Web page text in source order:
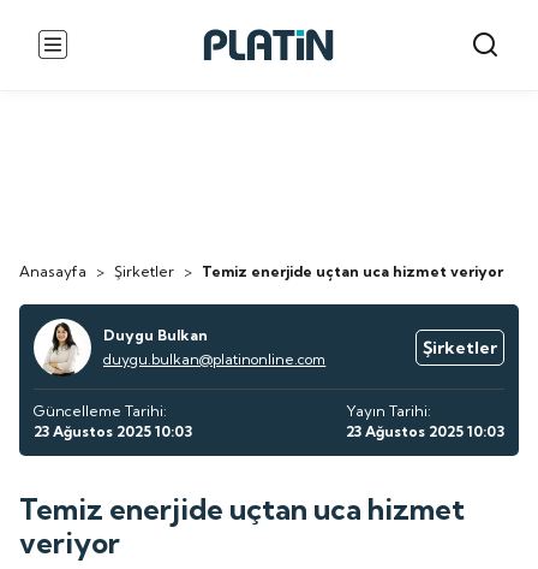
Anasayfa > Şirketler > Temiz enerjide uçtan uca hizmet veriyor
Duygu Bulkan
duygu.bulkan@platinonline.com
Şirketler
Güncelleme Tarihi:
23 Ağustos 2025 10:03
Yayın Tarihi:
23 Ağustos 2025 10:03
Temiz enerjide uçtan uca hizmet
veriyor